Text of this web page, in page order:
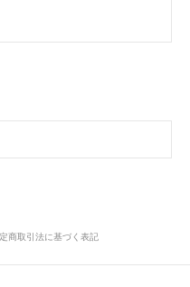
商取引法に基づく表記